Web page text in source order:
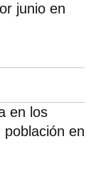
junio en
en los
en